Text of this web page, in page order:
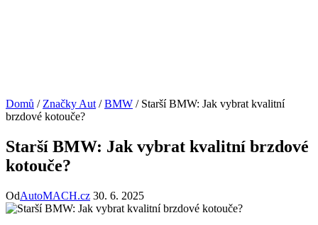
Domů / Značky Aut / BMW / Starší BMW: Jak vybrat kvalitní
brzdové kotouče?
Starší BMW: Jak vybrat kvalitní brzdové
kotouče?
OdAutoMACH.cz 30. 6. 2025